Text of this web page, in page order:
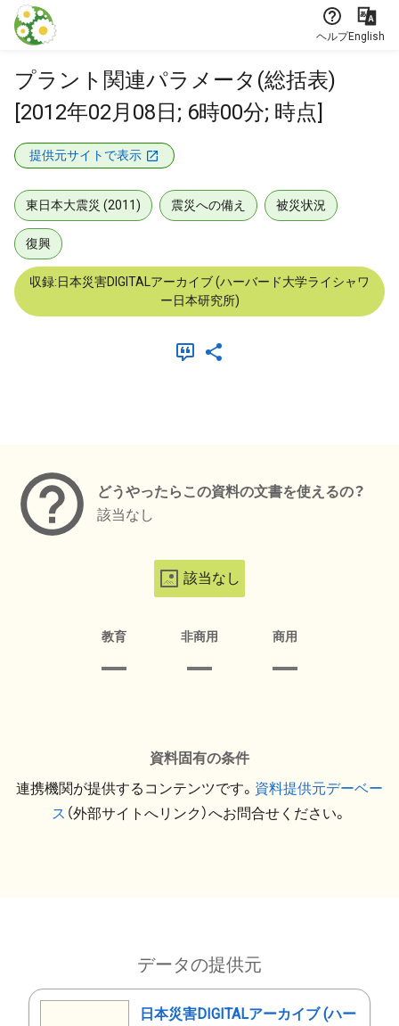
本文に飛ぶ
ヘルプEnglish
プラント関連パラメータ(総括表)
[2012年02月08日; 6時00分; 時点]
提供元サイトで表示
東日本大震災 (2011) 震災への備え 被災状況
復興
収録:日本災害DIGITALアーカイブ (ハーバード大学ライシャワ
ー日本研究所)
どうやったらこの資料の文書を使えるの？
該当なし
該当なし
教育 非商用 商用
資料固有の条件
連携機関が提供するコンテンツです。 資料提供元デーベー
ス （外部サイトへリンク）へお問合せください。
データの提供元
日本災害DIGITALアーカイブ (ハー